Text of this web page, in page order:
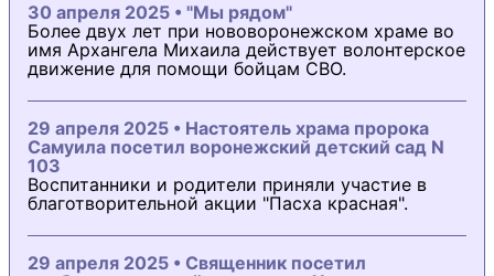
30 апреля 2025 • "Мы рядом"
Более двух лет при нововоронежском храме во
имя Архангела Михаила действует волонтерское
движение для помощи бойцам СВО.
29 апреля 2025 • Настоятель храма пророка
Самуила посетил воронежский детский сад N
103
Воспитанники и родители приняли участие в
благотворительной акции "Пасха красная".
29 апреля 2025 • Священник посетил